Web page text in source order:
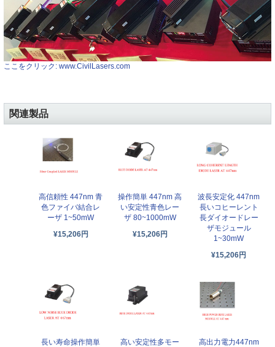
ここをクリック: www.CivilLasers.com
関連製品
高信頼性 447nm 青
色ファイバ結合レ
ーザ 1~50mW
¥15,206円
操作簡単 447nm 高
い安定性青色レー
ザ 80~1000mW
¥15,206円
波長安定化 447nm
長いコヒーレント
長ダイオードレー
ザモジュール
1~30mW
¥15,206円
長い寿命操作簡単
高い安定性多モー
高出力電力447nm